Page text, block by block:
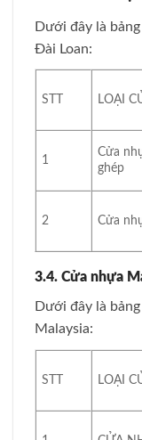
Dưới đây là
Đài Loan:
STT LOẠI
1
Cửa
ghép
2 Cửa
3.4. Cửa nhựa
Dưới đây là
Malaysia:
STT LOẠI